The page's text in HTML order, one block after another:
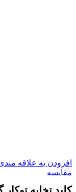
افزودن به علاقه
مقایسه